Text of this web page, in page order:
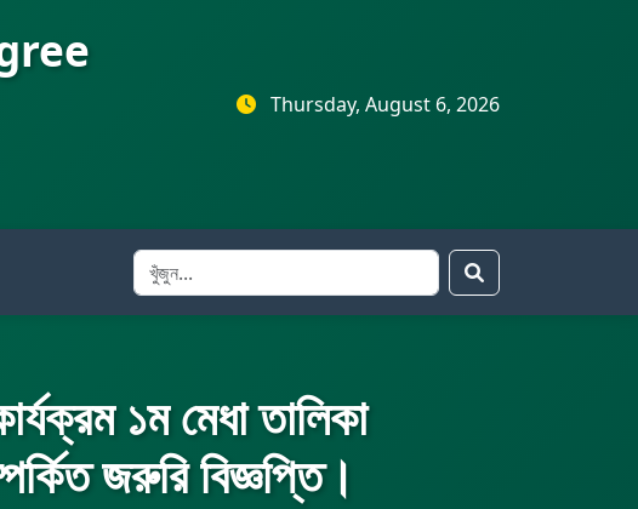
Thursday, August 6, 2026
১ম মেধা তালিকা
জরুরি বিজ্ঞপ্তি।